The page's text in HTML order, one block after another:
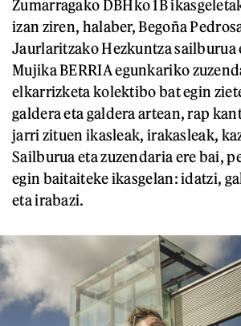
Zumarragako DBHko 1B
izan ziren, halaber, Begoña
Jaurlaritzako Hezkuntza sailburua
Mujika BERRIA egunkariko
elkarrizketa kolektibo bat egin
galdera eta galdera artean, rap
jarri zituen ikasleak, irakasleak,
Sailburua eta zuzendaria ere bai,
egin baitaiteke ikasgelan: idatzi,
eta irabazi.